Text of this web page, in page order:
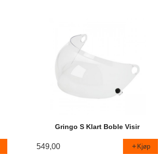
Gringo S Klart Boble Visir
549,00 Kjøp